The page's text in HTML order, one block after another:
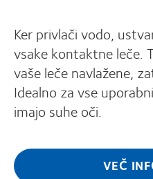
Ker privlači vodo,
vsake kontaktne leče.
vaše leče navlažene,
Idealno za vse
imajo suhe oči.
VEČ